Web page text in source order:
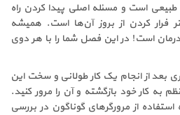
است و مسئله اصلی پیدا کردن راه
فرار کردن از بروز آن‌ها است. همیشه
است! در این فصل شما را با هر دوی
بعد از انجام یک کار طولانی و سخت این
کار خود بازگشته و آن را مرور کنید.
استفاده از مرورگرهای گوناگون در بررسی